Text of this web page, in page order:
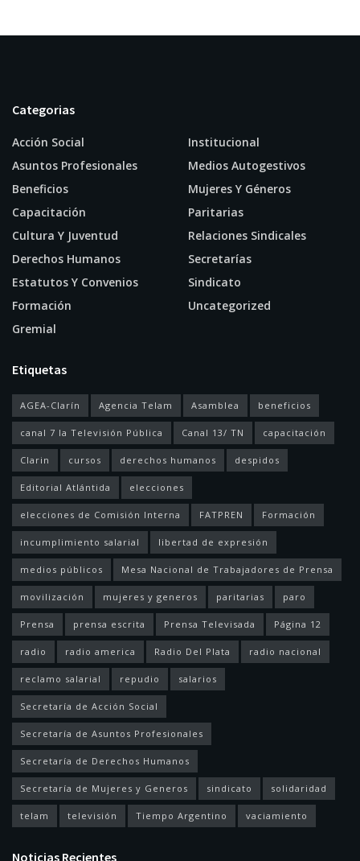
Categorias
Acción Social
Asuntos Profesionales
Beneficios
Capacitación
Cultura Y Juventud
Derechos Humanos
Estatutos Y Convenios
Formación
Gremial
Institucional
Medios Autogestivos
Mujeres Y Géneros
Paritarias
Relaciones Sindicales
Secretarías
Sindicato
Uncategorized
Etiquetas
AGEA-Clarín Agencia Telam Asamblea beneficios
canal 7 la Televisión Pública Canal 13/ TN capacitación
Clarin cursos derechos humanos despidos
Editorial Atlántida elecciones
elecciones de Comisión Interna FATPREN Formación
incumplimiento salarial libertad de expresión
medios públicos Mesa Nacional de Trabajadores de Prensa
movilización mujeres y generos paritarias paro
Prensa prensa escrita Prensa Televisada Página 12
radio radio america Radio Del Plata radio nacional
reclamo salarial repudio salarios
Secretaría de Acción Social
Secretaría de Asuntos Profesionales
Secretaría de Derechos Humanos
Secretaría de Mujeres y Generos sindicato solidaridad
telam televisión Tiempo Argentino vaciamiento
Noticias Recientes